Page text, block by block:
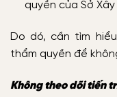
quyền của Sở
Do dó, cần tìm
thẩm quyền để
Không theo dõi tiến